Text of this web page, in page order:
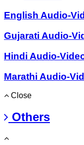
English Audio-
Gujarati Audio-
Hindi Audio-
Marathi Audio-
Close
Others